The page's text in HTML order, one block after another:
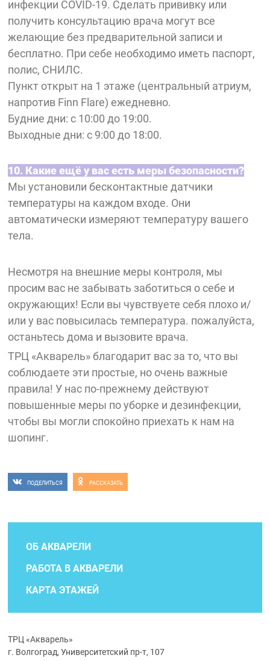
инфекции COVID-19. Сделать прививку или
получить консультацию врача могут все
желающие без предварительной записи и
бесплатно. При себе необходимо иметь паспорт,
полис, СНИЛС.
Пункт открыт на 1 этаже (центральный атриум,
напротив Finn Flare) ежедневно.
Будние дни: с 10:00 до 19:00.
Выходные дни: с 9:00 до 18:00.
10. Какие ещё у вас есть меры безопасности?
Мы установили бесконтактные датчики
температуры на каждом входе. Они
автоматически измеряют температуру вашего
тела.
Несмотря на внешние меры контроля, мы
просим вас не забывать заботиться о себе и
окружающих! Если вы чувствуете себя плохо и/
или у вас повысилась температура. пожалуйста,
останьтесь дома и вызовите врача.
ТРЦ «Акварель» благодарит вас за то, что вы
соблюдаете эти простые, но очень важные
правила! У нас по-прежнему действуют
повышенные меры по уборке и дезинфекции,
чтобы вы могли спокойно приехать к нам на
шопинг.
ПОДЕЛИТЬСЯ РАССКАЗАТЬ
ОБ АКВАРЕЛИ
РАБОТА В АКВАРЕЛИ
КАРТА ЭТАЖЕЙ
ТРЦ «Акварель»
г. Волгоград, Университетский пр-т, 107